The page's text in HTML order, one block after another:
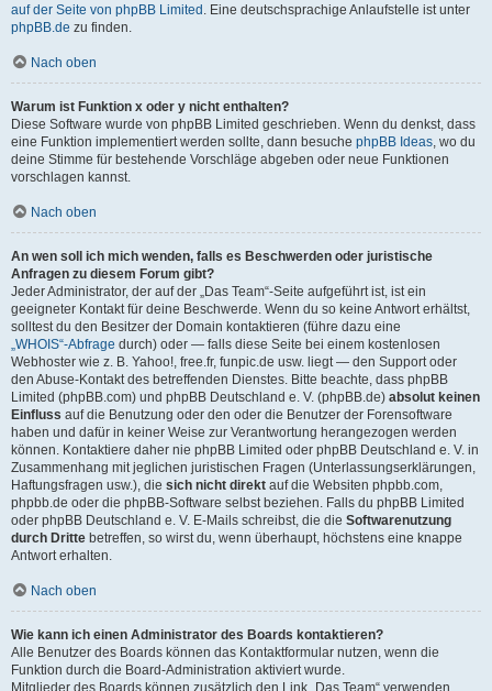
auf der Seite von phpBB Limited . Eine deutschsprachige Anlaufstelle ist unter
phpBB.de zu finden.
Nach oben
Warum ist Funktion x oder y nicht enthalten?
Diese Software wurde von phpBB Limited geschrieben. Wenn du denkst, dass
eine Funktion implementiert werden sollte, dann besuche phpBB Ideas, wo du
deine Stimme für bestehende Vorschläge abgeben oder neue Funktionen
vorschlagen kannst.
Nach oben
An wen soll ich mich wenden, falls es Beschwerden oder juristische
Anfragen zu diesem Forum gibt?
Jeder Administrator, der auf der „Das Team“-Seite aufgeführt ist, ist ein
geeigneter Kontakt für deine Beschwerde. Wenn du so keine Antwort erhältst,
solltest du den Besitzer der Domain kontaktieren (führe dazu eine
„WHOIS“-Abfrage durch) oder — falls diese Seite bei einem kostenlosen
Webhoster wie z. B. Yahoo!, free.fr, funpic.de usw. liegt — den Support oder
den Abuse-Kontakt des betreffenden Dienstes. Bitte beachte, dass phpBB
Limited (phpBB.com) und phpBB Deutschland e. V. (phpBB.de) absolut keinen
Einfluss auf die Benutzung oder den oder die Benutzer der Forensoftware
haben und dafür in keiner Weise zur Verantwortung herangezogen werden
können. Kontaktiere daher nie phpBB Limited oder phpBB Deutschland e. V. in
Zusammenhang mit jeglichen juristischen Fragen (Unterlassungserklärungen,
Haftungsfragen usw.), die sich nicht direkt auf die Websiten phpbb.com,
phpbb.de oder die phpBB-Software selbst beziehen. Falls du phpBB Limited
oder phpBB Deutschland e. V. E-Mails schreibst, die die Softwarenutzung
durch Dritte betreffen, so wirst du, wenn überhaupt, höchstens eine knappe
Antwort erhalten.
Nach oben
Wie kann ich einen Administrator des Boards kontaktieren?
Alle Benutzer des Boards können das Kontaktformular nutzen, wenn die
Funktion durch die Board-Administration aktiviert wurde.
Mitglieder des Boards können zusätzlich den Link „Das Team“ verwenden.